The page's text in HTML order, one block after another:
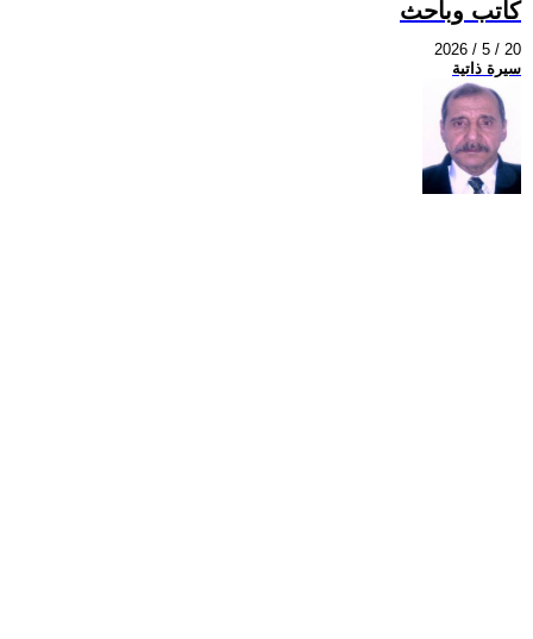
كاتب وباحث
2026 / 5 / 20
سيرة ذاتية